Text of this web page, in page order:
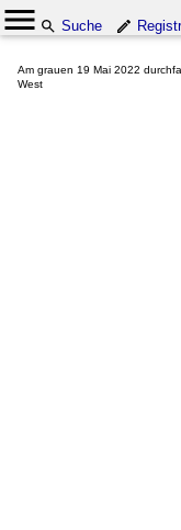
Suche
Am grauen 19 Mai 2022
West